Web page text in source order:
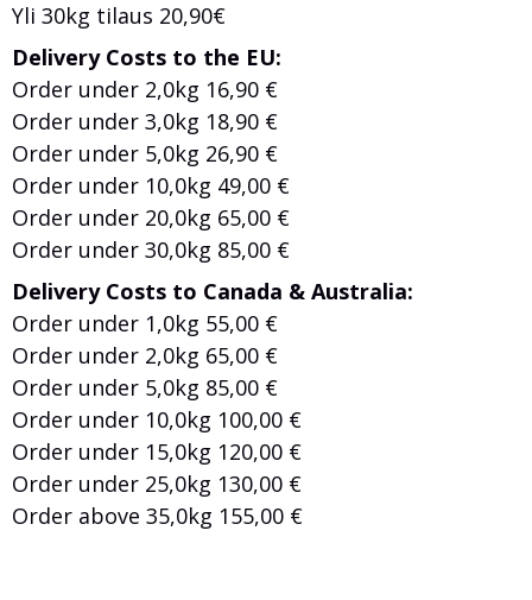
Yli 30kg tilaus 20,90€
Delivery Costs to the EU:
Order under 2,0kg 16,90 €
Order under 3,0kg 18,90 €
Order under 5,0kg 26,90 €
Order under 10,0kg 49,00 €
Order under 20,0kg 65,00 €
Order under 30,0kg 85,00 €
Delivery Costs to Canada & Australia:
Order under 1,0kg 55,00 €
Order under 2,0kg 65,00 €
Order under 5,0kg 85,00 €
Order under 10,0kg 100,00 €
Order under 15,0kg 120,00 €
Order under 25,0kg 130,00 €
Order above 35,0kg 155,00 €